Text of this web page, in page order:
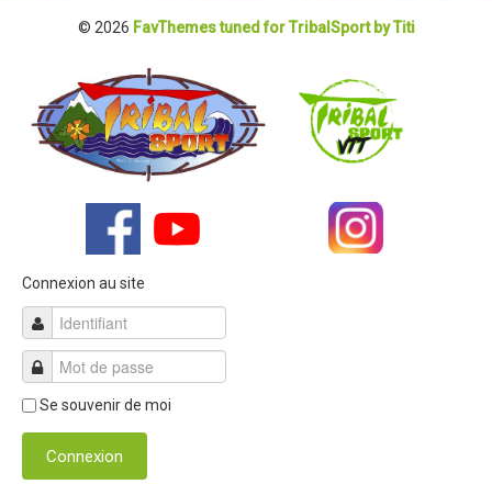
© 2026 FavThemes tuned for TribalSport by Titi
Connexion au site
Se souvenir de moi
Connexion